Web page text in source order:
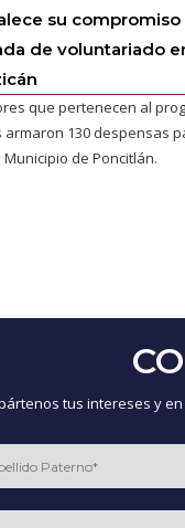
su compromiso
de voluntariado
que pertenecen al
armaron 130 despensas
de Poncitlán.
tus intereses y